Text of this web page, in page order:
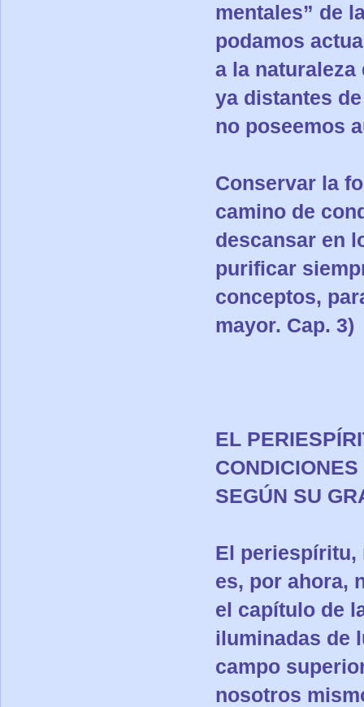
mentales” de
podamos
a la
ya distantes
no poseemos
Conservar la
camino de
descansar en
purificar
conceptos,
mayor. Cap. 3)
EL
SEGÚN SU
El periespíritu,
es, por ahora,
el capítulo de
iluminadas de
campo
nosotros